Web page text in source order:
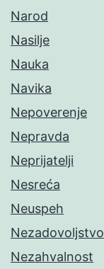
Narod
Nasilje
Nauka
Navika
Nepoverenje
Nepravda
Neprijatelji
Nesreća
Neuspeh
Nezadovoljstvo
Nezahvalnost